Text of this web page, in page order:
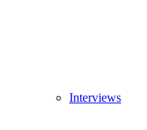
Interviews